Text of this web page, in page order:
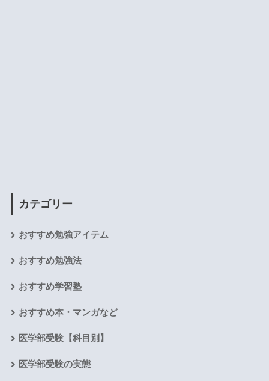
カテゴリー
おすすめ勉強アイテム
おすすめ勉強法
おすすめ学習塾
おすすめ本・マンガなど
医学部受験【科目別】
医学部受験の実態